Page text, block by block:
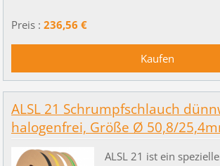
Preis : 236,56 €
ALSL 21 Schrumpfschlauch
halogenfrei, Größe Ø 50,8/
ALSL 21 ist ein